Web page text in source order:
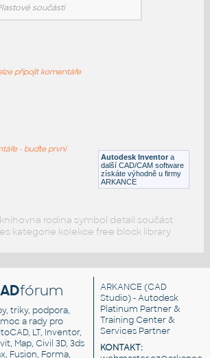
Plastové součásti
11203-LtBluishGray
Autodesk Inventor a
další CAD/CAM software
získáte výhodně u firmy
ARKANCE
připojit komentáře
- buďte první
rodina symbol detail součást
kategorie kolekce free block library
fórum
triky, podpora,
a rady pro
LT, Inventor,
Map, Civil 3D, 3ds
Fusion, Forma,
ARKANCE (CAD
Studio) - Autodesk
Platinum Partner &
Training Center &
Services Partner
KONTAKT: